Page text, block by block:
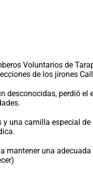
Voluntarios de
de los jirones
perdió
camilla especial
una